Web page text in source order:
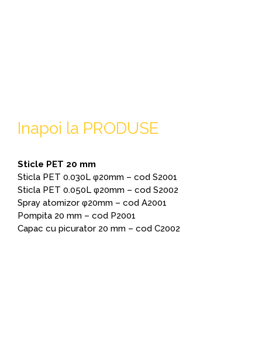
Inapoi la PRODUSE
Sticle PET 20 mm
Sticla PET 0.030L φ20mm – cod S2001
Sticla PET 0.050L φ20mm – cod S2002
Spray atomizor φ20mm – cod A2001
Pompita 20 mm – cod P2001
Capac cu picurator 20 mm – cod C2002